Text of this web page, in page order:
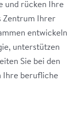
und rücken Ihre
Zentrum Ihrer
entwickeln
unterstützen
Sie bei den
Ihre berufliche